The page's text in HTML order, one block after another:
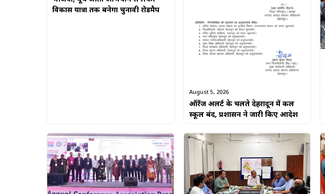
विकास यात्रा तक बनेगा चुनावी रोडमैप
August 5, 2026
ऑरेंज अलर्ट के चलते देहरादून में कल
स्कूल बंद, प्रशासन ने जारी किए आदेश